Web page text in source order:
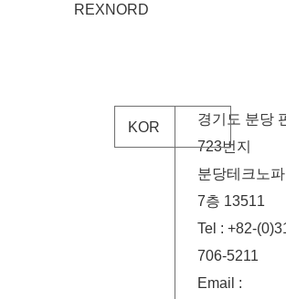
REXNORD
경기도 분당
723번지
분당테크노
7층 13511
Tel : +82-
706-5211
Email :
KOR